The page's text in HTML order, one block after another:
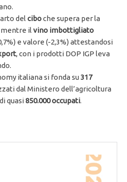
del ciboche supera per la
mentre il vino imbottigliato
e valore (-2,3%) attestandosi
, con i prodotti DOP IGP leva
italiana si fonda su317
dal Ministero dell’agricoltura
quasi850.000 occupati.